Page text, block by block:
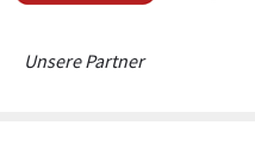
Unsere Partner